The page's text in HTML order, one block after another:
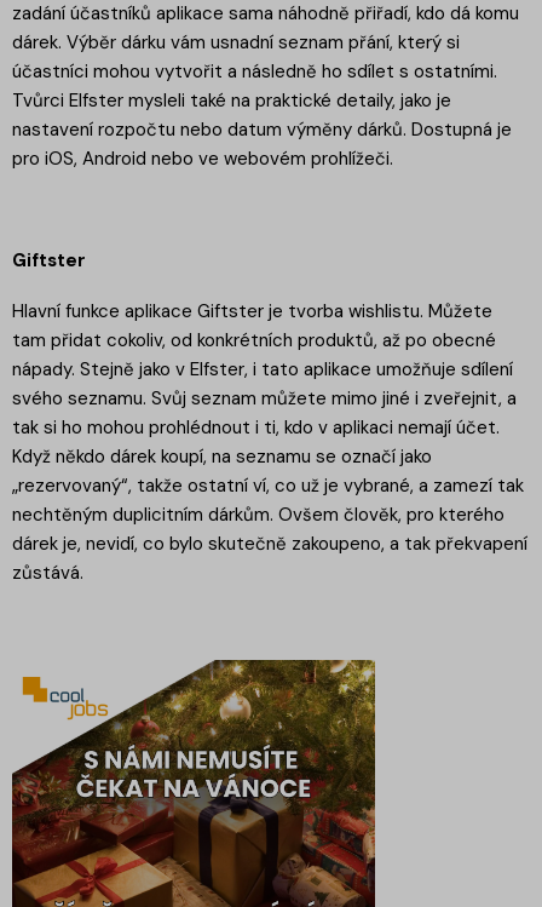
zadání účastníků aplikace sama náhodně přiřadí, kdo dá komu
dárek. Výběr dárku vám usnadní seznam přání, který si
účastníci mohou vytvořit a následně ho sdílet s ostatními.
Tvůrci Elfster mysleli také na praktické detaily, jako je
nastavení rozpočtu nebo datum výměny dárků. Dostupná je
pro iOS, Android nebo ve webovém prohlížeči.
Giftster
Hlavní funkce aplikace Giftster je tvorba wishlistu. Můžete
tam přidat cokoliv, od konkrétních produktů, až po obecné
nápady. Stejně jako v Elfster, i tato aplikace umožňuje sdílení
svého seznamu. Svůj seznam můžete mimo jiné i zveřejnit, a
tak si ho mohou prohlédnout i ti, kdo v aplikaci nemají účet.
Když někdo dárek koupí, na seznamu se označí jako
„rezervovaný“, takže ostatní ví, co už je vybrané, a zamezí tak
nechtěným duplicitním dárkům. Ovšem člověk, pro kterého
dárek je, nevidí, co bylo skutečně zakoupeno, a tak překvapení
zůstává.